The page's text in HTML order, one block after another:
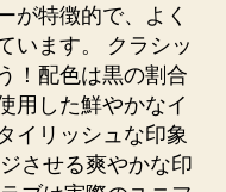
が特徴的で、よく
います。 クラシッ
！配色は黒の割合
用した鮮やかなイ
イリッシュな印象
させる爽やかな印